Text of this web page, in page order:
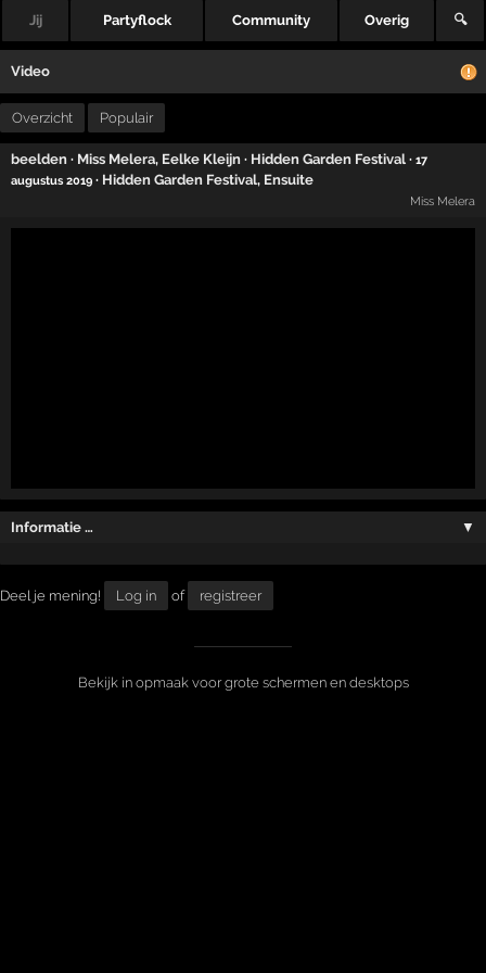
Jij Partyflock Community Overig 🔍
Video
Overzicht Populair
beelden · Miss Melera, Eelke Kleijn · Hidden Garden Festival ·17
augustus 2019 · Hidden Garden Festival, Ensuite
Miss Melera
Informatie … ▼
Deel je mening! Log in of registreer
Bekijk in opmaak voor grote schermen en desktops